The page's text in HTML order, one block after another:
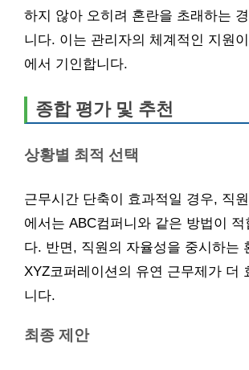
하지 않아 오히려 혼란을 초래하는
니다. 이는 관리자의 체계적인 지원
에서 기인합니다.
종합 평가 및 추천
상황별 최적 선택
근무시간 단축이 효과적일 경우, 직
에서는 ABC컴퍼니와 같은 방법이 적
다. 반면, 직원의 자율성을 중시하는
XYZ코퍼레이션의 유연 근무제가 더
니다.
최종 제안